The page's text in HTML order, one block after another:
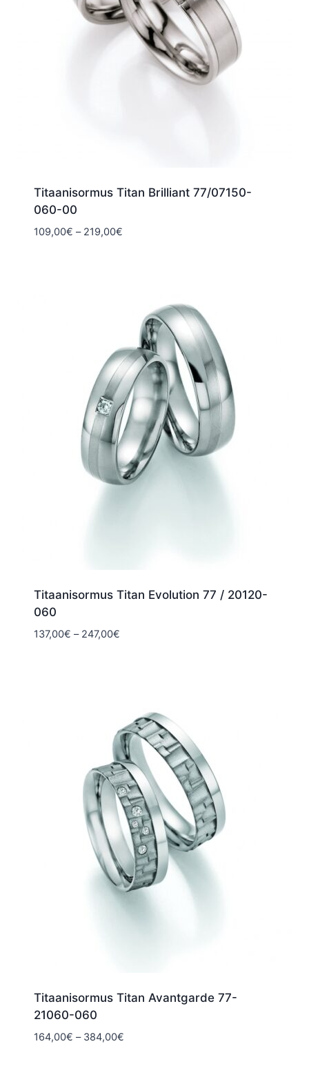
Titaanisormus Titan Brilliant 77/07150-
060-00
109,00€ – 219,00€Hintaluokka:
Titaanisormus Titan Evolution 77 / 20120-
060
137,00€ – 247,00€Hintaluokka:
Titaanisormus Titan Avantgarde 77-
21060-060
164,00€ – 384,00€Hintaluokka: